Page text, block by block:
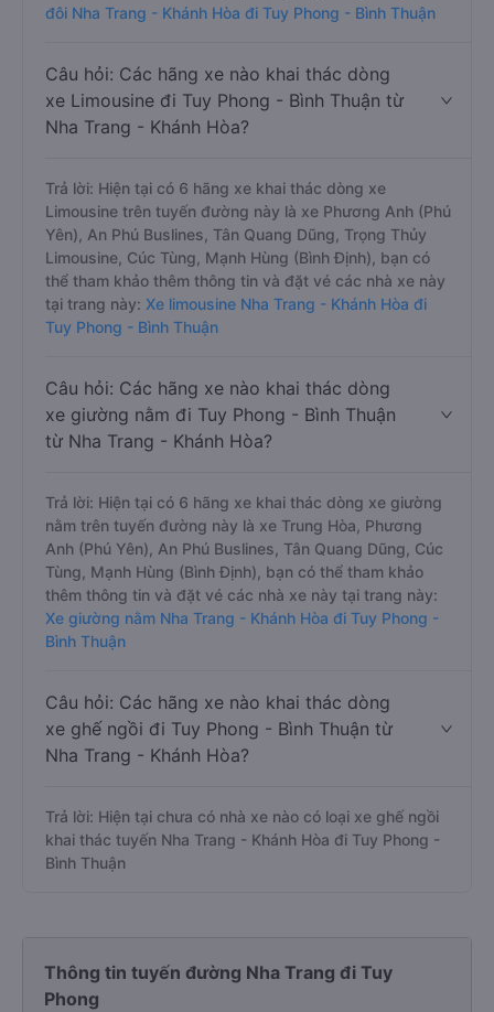
đôi Nha Trang - Khánh Hòa đi Tuy Phong - Bình Thuận
Câu hỏi: Các hãng xe nào khai thác dòng
xe Limousine đi Tuy Phong - Bình Thuận từ
Nha Trang - Khánh Hòa?
Trả lời: Hiện tại có 6 hãng xe khai thác dòng xe
Limousine trên tuyến đường này là xe Phương Anh (Phú
Yên), An Phú Buslines, Tân Quang Dũng, Trọng Thủy
Limousine, Cúc Tùng, Mạnh Hùng (Bình Định), bạn có
thể tham khảo thêm thông tin và đặt vé các nhà xe này
tại trang này: Xe limousine Nha Trang - Khánh Hòa đi
Tuy Phong - Bình Thuận
Câu hỏi: Các hãng xe nào khai thác dòng
xe giường nằm đi Tuy Phong - Bình Thuận
từ Nha Trang - Khánh Hòa?
Trả lời: Hiện tại có 6 hãng xe khai thác dòng xe giường
nằm trên tuyến đường này là xe Trung Hòa, Phương
Anh (Phú Yên), An Phú Buslines, Tân Quang Dũng, Cúc
Tùng, Mạnh Hùng (Bình Định), bạn có thể tham khảo
thêm thông tin và đặt vé các nhà xe này tại trang này:
Xe giường nằm Nha Trang - Khánh Hòa đi Tuy Phong -
Bình Thuận
Câu hỏi: Các hãng xe nào khai thác dòng
xe ghế ngồi đi Tuy Phong - Bình Thuận từ
Nha Trang - Khánh Hòa?
Trả lời: Hiện tại chưa có nhà xe nào có loại xe ghế ngồi
khai thác tuyến Nha Trang - Khánh Hòa đi Tuy Phong -
Bình Thuận
Thông tin tuyến đường Nha Trang đi Tuy
Phong